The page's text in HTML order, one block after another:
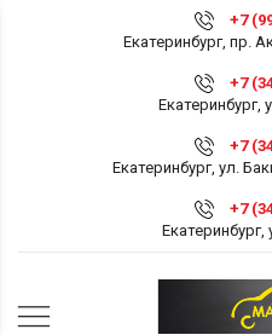
+7
Екатеринбург, пр.
+7
Екатеринбург,
+7
Екатеринбург, ул.
+7